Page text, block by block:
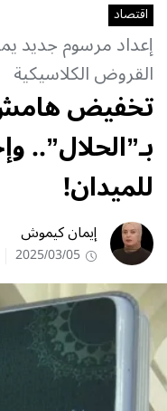
اقتصاد
إعداد مرسوم جديد
القروض الكلاسيكية
تخفيض هامش
للميدان!
إيمان كيموش
2025/03/05